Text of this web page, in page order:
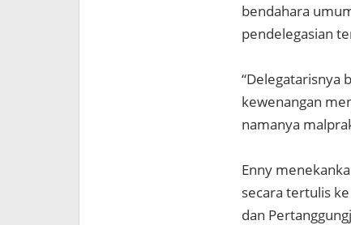
bendahara
pendelegasian
“Delegatarisnya
kewenangan
namanya
Enny
secara tertulis
dan